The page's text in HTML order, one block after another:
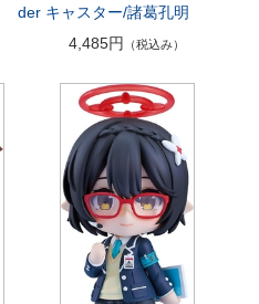
der キャスター/諸葛孔明
4,485円
（税込み）